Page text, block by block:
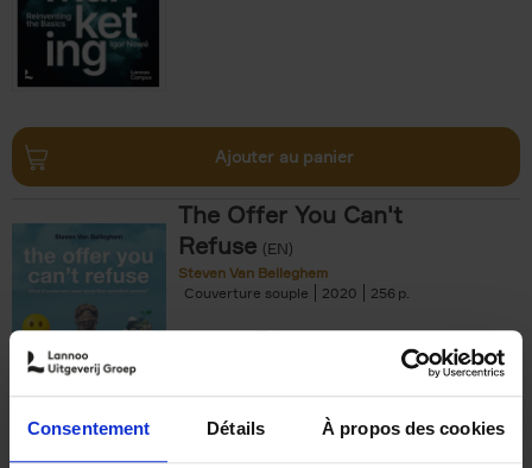
Consentement Détails À propos des cookies
Ajouter au panier
The Offer You Can't
Refuse (EN)
Steven Van Belleghem
Couverture souple
2020 256
€37,50